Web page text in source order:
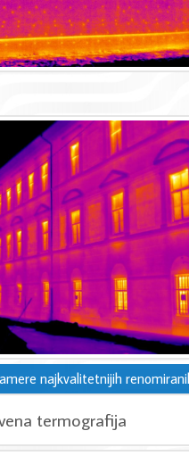
najkvalitetnijih
termografija